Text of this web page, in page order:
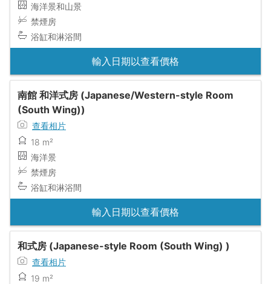
海洋景和山景
禁煙房
浴缸和淋浴間
輸入日期以查看價格
南館 和洋式房 (Japanese/Western-style Room
(South Wing))
查看相片
18 m²
海洋景
禁煙房
浴缸和淋浴間
輸入日期以查看價格
和式房 (Japanese-style Room (South Wing) )
查看相片
19 m²